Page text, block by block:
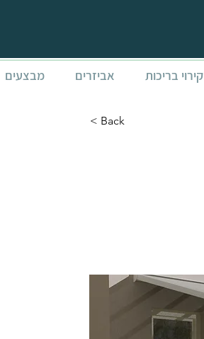
קירוי בריכות אביזרים מבצעים
< Back